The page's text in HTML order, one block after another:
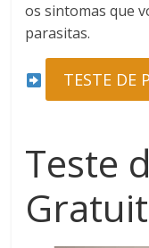
os sintomas que
parasitas.
TESTE DE
Teste